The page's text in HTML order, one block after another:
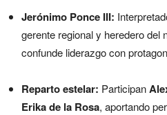
Jerónimo Ponce III:
gerente regional y heredero del
confunde liderazgo con
Reparto estelar: Participan
Erika de la Rosa, aportando